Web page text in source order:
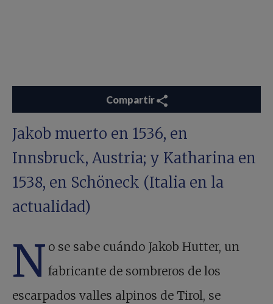
Compartir
Jakob muerto en 1536, en
Innsbruck, Austria; y Katharina en
1538, en Schöneck (Italia en la
actualidad)
N o se sabe cuándo Jakob Hutter, un
fabricante de sombreros de los
escarpados valles alpinos de Tirol, se